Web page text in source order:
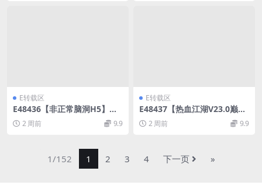
E转载区
E48436【非正常脑洞H5】三
网找茬游戏版本WIN服务端+L
inux外网手工端
2 周前 9.9
E转载区
E48437【热血江湖V23.0巅峰
对决】网游单机Win服务端+P
C客户端+百宝阁后台
2 周前 9.9
1/152 1 2 3 4 下一页 »